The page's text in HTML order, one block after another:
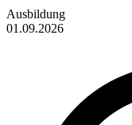
Ausbildung
01.09.2026